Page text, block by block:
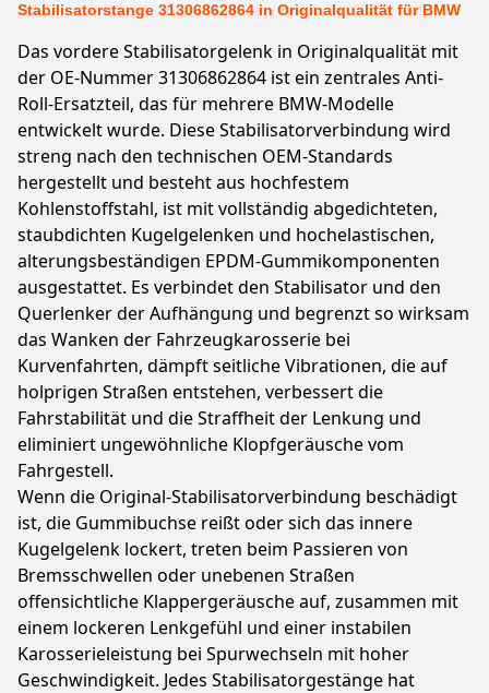
Stabilisatorstange 31306862864 in Originalqualität für BMW
Das vordere Stabilisatorgelenk in Originalqualität mit
der OE-Nummer 31306862864 ist ein zentrales Anti-
Roll-Ersatzteil, das für mehrere BMW-Modelle
entwickelt wurde. Diese Stabilisatorverbindung wird
streng nach den technischen OEM-Standards
hergestellt und besteht aus hochfestem
Kohlenstoffstahl, ist mit vollständig abgedichteten,
staubdichten Kugelgelenken und hochelastischen,
alterungsbeständigen EPDM-Gummikomponenten
ausgestattet. Es verbindet den Stabilisator und den
Querlenker der Aufhängung und begrenzt so wirksam
das Wanken der Fahrzeugkarosserie bei
Kurvenfahrten, dämpft seitliche Vibrationen, die auf
holprigen Straßen entstehen, verbessert die
Fahrstabilität und die Straffheit der Lenkung und
eliminiert ungewöhnliche Klopfgeräusche vom
Fahrgestell.
Wenn die Original-Stabilisatorverbindung beschädigt
ist, die Gummibuchse reißt oder sich das innere
Kugelgelenk lockert, treten beim Passieren von
Bremsschwellen oder unebenen Straßen
offensichtliche Klappergeräusche auf, zusammen mit
einem lockeren Lenkgefühl und einer instabilen
Karosserieleistung bei Spurwechseln mit hoher
Geschwindigkeit. Jedes Stabilisatorgestänge hat